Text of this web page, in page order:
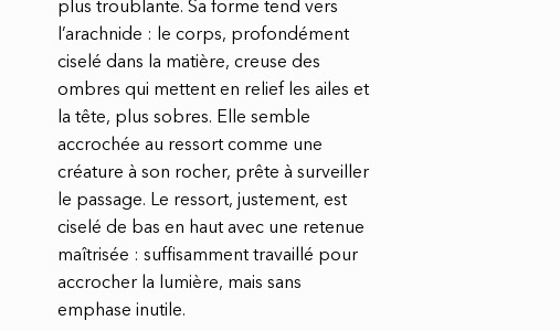
plus troublante. Sa forme tend vers
l’arachnide : le corps, profondément
ciselé dans la matière, creuse des
ombres qui mettent en relief les ailes et
la tête, plus sobres. Elle semble
accrochée au ressort comme une
créature à son rocher, prête à surveiller
le passage. Le ressort, justement, est
ciselé de bas en haut avec une retenue
maîtrisée : suffisamment travaillé pour
accrocher la lumière, mais sans
emphase inutile.